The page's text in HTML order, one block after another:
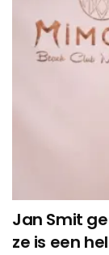
Jan Smit
ze is een